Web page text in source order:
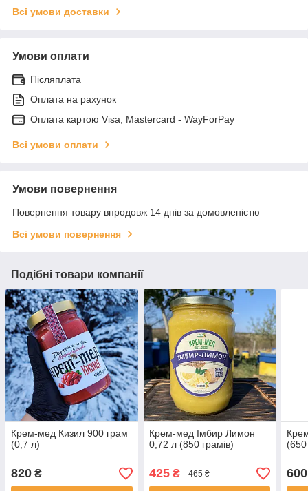
Всі умови доставки
Умови оплати
Післяплата
Оплата на рахунок
Оплата картою Visa, Mastercard - WayForPay
Всі умови оплати
Умови повернення
Повернення товару впродовж 14 днів за домовленістю
Всі умови повернення
Подібні товари компанії
Крем-мед Кизил 900 грам
(0,7 л)
820 ₴
Крем-мед Імбир Лимон
0,72 л (850 грамів)
425₴ 465 ₴ 600